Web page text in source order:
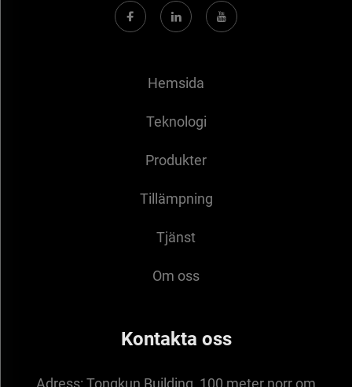
Hemsida
Teknologi
Produkter
Tillämpning
Tjänst
Om oss
Kontakta oss